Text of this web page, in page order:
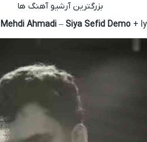
بزرگترین آرشیو آهنگ ها
Mehdi Ahmadi– Siya Sefid Demo+